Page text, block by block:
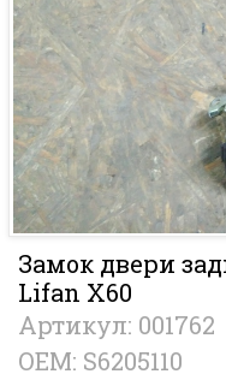
Замок двери
Lifan X60
Артикул: 001762
OEM: S6205110